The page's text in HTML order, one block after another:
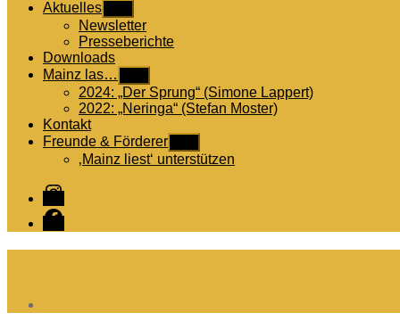
Aktuelles
anzeigen
Newsletter
Presseberichte
Downloads
Mainz las…
anzeigen
2024: „Der Sprung“ (Simone Lappert)
2022: „Neringa“ (Stefan Moster)
Kontakt
Freunde & Förderer
anzeigen
‚Mainz liest‘ unterstützen
Instagram
Facebook